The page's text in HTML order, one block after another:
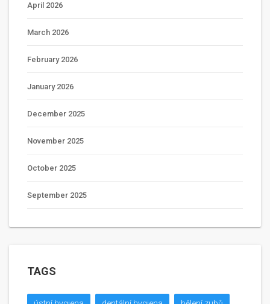
April 2026
March 2026
February 2026
January 2026
December 2025
November 2025
October 2025
September 2025
TAGS